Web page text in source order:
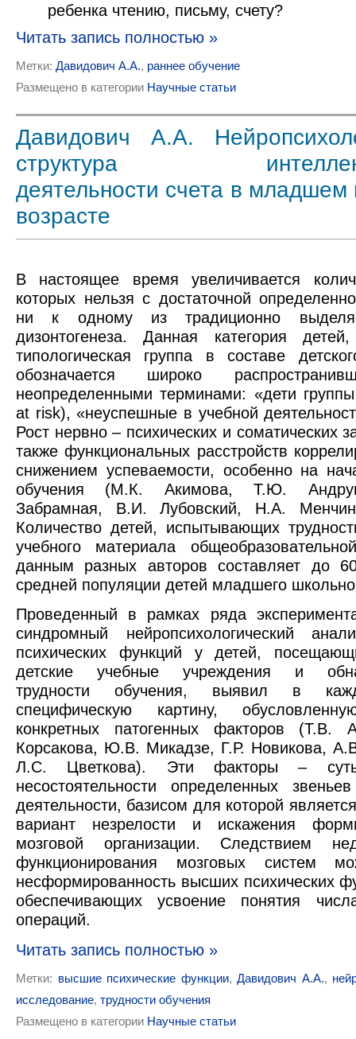
ребенка чтению, письму, счету?
Читать запись полностью »
Метки: Давидович А.А., раннее обучение
Размещено в категории Научные статьи
Давидович А.А.
структура
деятельности счета в
возрасте
В настоящее время увеличивается
которых нельзя с достаточной
ни к одному из традиционно
дизонтогенеза. Данная категория
типологическая группа в составе
обозначается широко
неопределенными терминами: «дети
at risk), «неуспешные в учебной
Рост нервно – психических и соматических
также функциональных расстройств
снижением успеваемости, особенно на
обучения (М.К. Акимова, Т.Ю.
Забрамная, В.И. Лубовский, Н.А.
Количество детей, испытывающих
учебного материала
данным разных авторов составляет до
средней популяции детей младшего
Проведенный в рамках ряда
синдромный нейропсихологический
психических функций у детей,
детские учебные учреждения и
трудности обучения, выявил в
специфическую картину,
конкретных патогенных факторов (Т.В.
Корсакова, Ю.В. Микадзе, Г.Р. Новикова,
Л.С. Цветкова). Эти факторы – суть
несостоятельности определенных
деятельности, базисом для которой
вариант незрелости и искажения
мозговой организации. Следствием
функционирования мозговых систем
несформированность высших психических
обеспечивающих усвоение понятия
операций.
Читать запись полностью »
Метки: высшие психические функции, Давидович А.А.,
исследование, трудности обучения
Размещено в категории Научные статьи